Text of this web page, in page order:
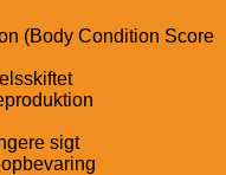
(Body Condition Score
sigt